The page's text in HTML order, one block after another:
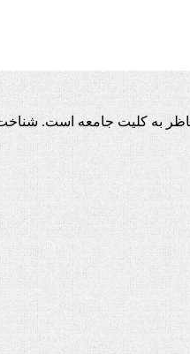
به کلیت جامعه است.